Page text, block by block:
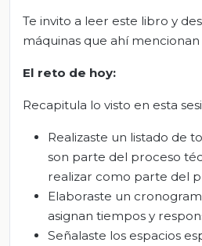
Te invito a leer este libro y
máquinas que ahí mencionan
El reto de hoy:
Recapitula lo visto en esta
Realizaste un listado de
son parte del proceso
realizar como parte del
Elaboraste un
asignan tiempos y
Señalaste los espacios